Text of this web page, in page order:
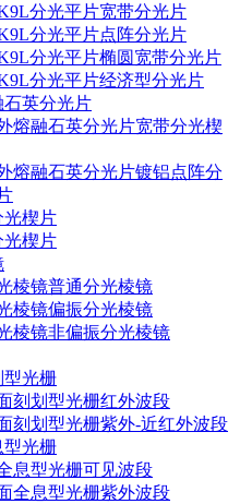
分光平片宽带分光片
分光平片点阵分光片
分光平片椭圆宽带分光片
分光平片经济型分光片
石英分光片
熔融石英分光片宽带分光楔
熔融石英分光片镀铝点阵分
光楔片
光楔片
棱镜普通分光棱镜
棱镜偏振分光棱镜
棱镜非偏振分光棱镜
型光栅
刻划型光栅红外波段
刻划型光栅紫外-近红外波段
型光栅
息型光栅可见波段
全息型光栅紫外波段